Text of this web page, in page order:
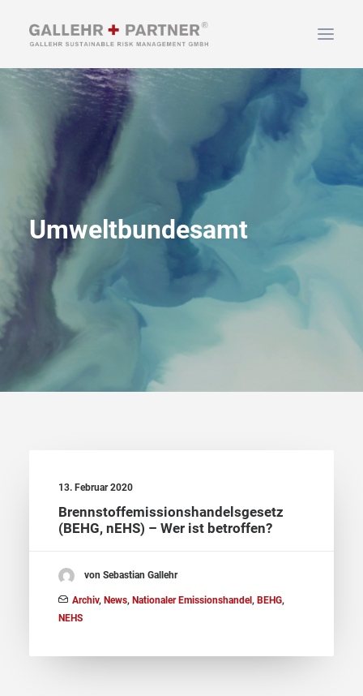
NEWS & INFOS
KONTAKT
SUCHEN
Umweltbundesamt
13. Februar 2020
Brennstoffemissionshandelsgesetz
(BEHG, nEHS) – Wer ist betroffen?
von Sebastian Gallehr
Archiv, News, Nationaler Emissionshandel, BEHG,
NEHS